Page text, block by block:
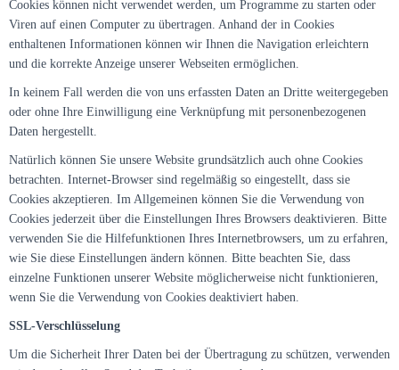
Cookies können nicht verwendet werden, um Programme zu starten oder
Viren auf einen Computer zu übertragen. Anhand der in Cookies
enthaltenen Informationen können wir Ihnen die Navigation erleichtern
und die korrekte Anzeige unserer Webseiten ermöglichen.
In keinem Fall werden die von uns erfassten Daten an Dritte weitergegeben
oder ohne Ihre Einwilligung eine Verknüpfung mit personenbezogenen
Daten hergestellt.
Natürlich können Sie unsere Website grundsätzlich auch ohne Cookies
betrachten. Internet-Browser sind regelmäßig so eingestellt, dass sie
Cookies akzeptieren. Im Allgemeinen können Sie die Verwendung von
Cookies jederzeit über die Einstellungen Ihres Browsers deaktivieren. Bitte
verwenden Sie die Hilfefunktionen Ihres Internetbrowsers, um zu erfahren,
wie Sie diese Einstellungen ändern können. Bitte beachten Sie, dass
einzelne Funktionen unserer Website möglicherweise nicht funktionieren,
wenn Sie die Verwendung von Cookies deaktiviert haben.
SSL-Verschlüsselung
Um die Sicherheit Ihrer Daten bei der Übertragung zu schützen, verwenden